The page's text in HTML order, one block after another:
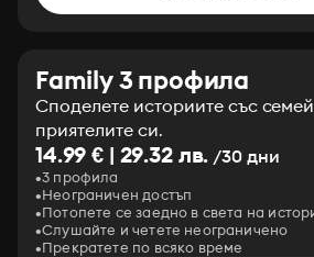
Family 3 профила
Споделете историите със
приятелите си.
14.99 € | 29.32 лв. /30 дни
3 профила
Неограничен достъп
Потопете се заедно в света на
Слушайте и четете неограничено
Прекратете по всяко време